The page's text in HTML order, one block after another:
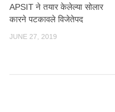
APSIT ने तयार केलेल्या सोलार
कारने पटकावले विजेतेपद
JUNE 27, 2019